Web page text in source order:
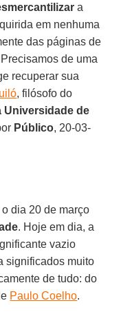
a
em nenhuma
das páginas de
de uma
recuperar sua
, filósofo do
Universidade de
Público, 20-03-
dia 20 de março
. Hoje em dia, a
vazio
significados muito
de tudo: do
Paulo Coelho.